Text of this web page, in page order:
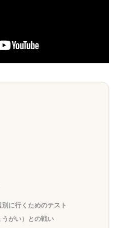
に行くためのテスト
がい）との戦い